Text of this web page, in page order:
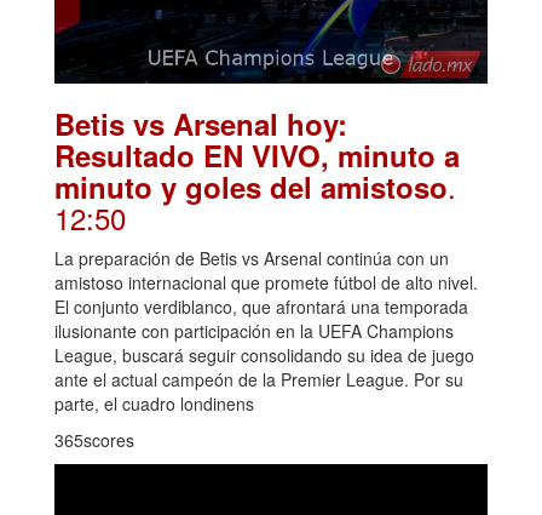
Betis vs Arsenal hoy:
Resultado EN VIVO, minuto a
minuto y goles del amistoso.
12:50
La preparación de Betis vs Arsenal continúa con un
amistoso internacional que promete fútbol de alto nivel.
El conjunto verdiblanco, que afrontará una temporada
ilusionante con participación en la UEFA Champions
League, buscará seguir consolidando su idea de juego
ante el actual campeón de la Premier League. Por su
parte, el cuadro londinens
365scores